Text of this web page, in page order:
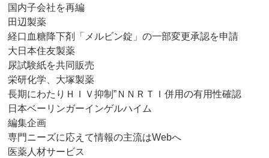
国内子会社を再編
田辺製薬
経口血糖降下剤「メルビン錠」の一部変更承認を申請
大日本住友製薬
尿試験紙を共同販売
栄研化学、大塚製薬
長期にわたりＨＩＶ抑制”ＮＮＲＴＩ併用の有用性確認
日本ベーリンガーインゲルハイム
編集企画
専門ニーズに応えて情報の主流はWebへ
医薬人材サービス